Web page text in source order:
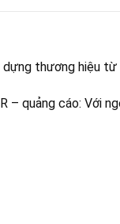
dựng thương hiệu
– quảng cáo: Với